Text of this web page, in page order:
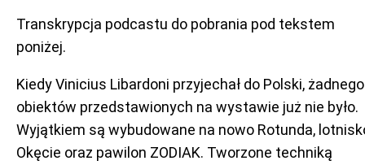
Transkrypcja podcastu do pobrania pod tekstem
poniżej.
Kiedy Vinicius Libardoni przyjechał do Polski,
obiektów przedstawionych na wystawie już nie było.
Wyjątkiem są wybudowane na nowo Rotunda,
Okęcie oraz pawilon ZODIAK. Tworzone techniką